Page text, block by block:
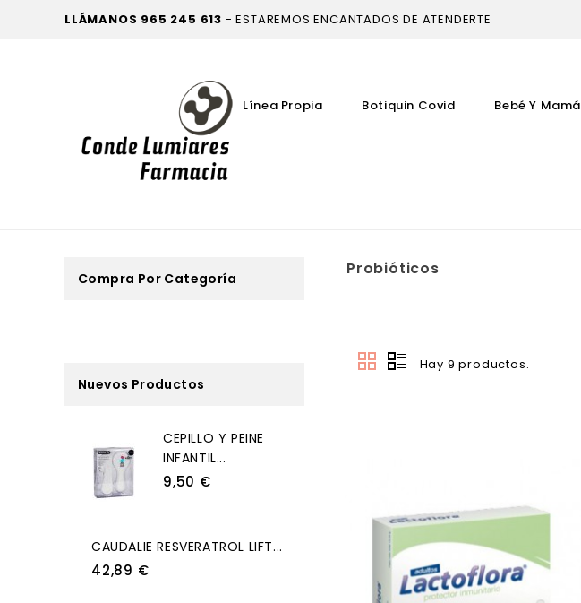
LLÁMANOS 965 245 613 - ESTAREMOS ENCANTADOS DE ATENDERTE
Línea Propia Botiquin Covid Bebé Y Mamá
Compra Por Categoría
Nuevos Productos
CEPILLO Y PEINE
INFANTIL...
9,50 €
CAUDALIE RESVERATROL LIFT...
42,89 €
Probióticos
Hay 9 productos.